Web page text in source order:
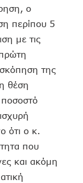
ο
περίπου 5
με τις
της
θέση
ποσοστό
ότι ο κ.
που
και ακόμη